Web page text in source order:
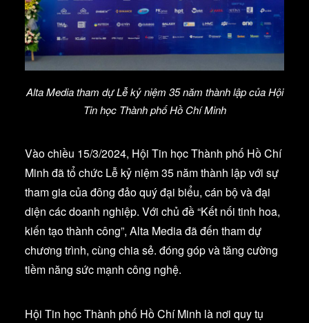
Alta Media tham dự Lễ kỷ niệm 35 năm thành lập của Hội
Tin học Thành phố Hồ Chí Minh
Vào chiều 15/3/2024, Hội Tin học Thành phố Hồ Chí
Minh đã tổ chức Lễ kỷ niệm 35 năm thành lập với sự
tham gia của đông đảo quý đại biểu, cán bộ và đại
diện các doanh nghiệp. Với chủ đề “Kết nối tinh hoa,
kiến tạo thành công”, Alta Media đã đến tham dự
chương trình, cùng chia sẻ. đóng góp và tăng cường
tiềm năng sức mạnh công nghệ.
Hội Tin học Thành phố Hồ Chí Minh là nơi quy tụ